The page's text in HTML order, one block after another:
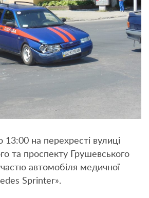
13:00 на перехресті вулиці
та проспекту Грушевського
автомобіля медичної
Sprinter».